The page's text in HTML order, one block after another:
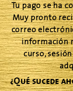
Tu pago se ha
Muy pronto
correo
información
curso,
¿Qué sucede